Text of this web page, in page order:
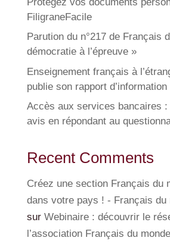
FiligraneFacile
Parution du n°217 de Français
démocratie à l’épreuve »
Enseignement français à
publie son rapport d’information
Accès aux services bancaires :
avis en répondant au
Recent Comments
Créez une section Français du
dans votre pays ! - Français du
sur Webinaire : découvrir le
l’association Français du